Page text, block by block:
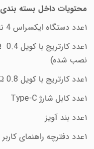
محتویات داخل بسته بندی
۱عدد دستگاه ایکسراس 4 نانو
۱عدد کارتریج با کویل 0.4
نصب شده)
۱عدد کارتریج با کویل 0.8
۱عدد کابل شارژ
Type-C
۱عدد بند آویز
۱عدد دفترچه راهنمای کاربر / کارت گارانتی